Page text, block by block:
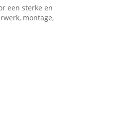
een sterke en
montage,